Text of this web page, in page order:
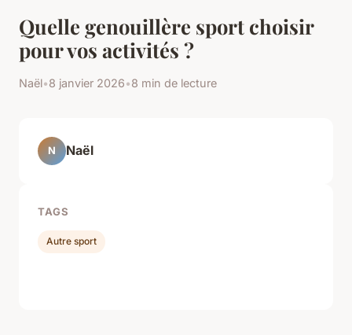
Quelle genouillère sport choisir
pour vos activités ?
Naël•8 janvier 2026•8 min de lecture
N Naël
TAGS
Autre sport